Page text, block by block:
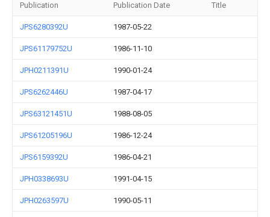
Publication Publication Date Title
JPS6280392U 1987-05-22
JPS61179752U 1986-11-10
JPH0211391U 1990-01-24
JPS6262446U 1987-04-17
JPS63121451U 1988-08-05
JPS61205196U 1986-12-24
JPS6159392U 1986-04-21
JPH0338693U 1991-04-15
JPH0263597U 1990-05-11